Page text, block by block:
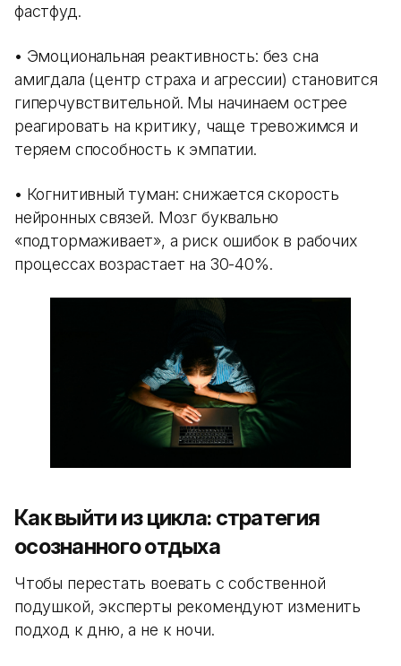
фастфуд.
• Эмоциональная реактивность: без сна
амигдала (центр страха и агрессии) становится
гиперчувствительной. Мы начинаем острее
реагировать на критику, чаще тревожимся и
теряем способность к эмпатии.
• Когнитивный туман: снижается скорость
нейронных связей. Мозг буквально
«подтормаживает», а риск ошибок в рабочих
процессах возрастает на 30-40%.
Как выйти из цикла: стратегия
осознанного отдыха
Чтобы перестать воевать с собственной
подушкой, эксперты рекомендуют изменить
подход к дню, а не к ночи.